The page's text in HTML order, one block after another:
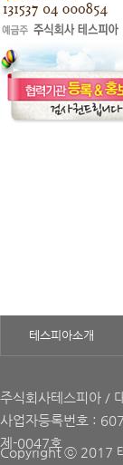
테스피아소개
주식회사테스피아 /
사업자등록번호 :
제-0047호
Copyright ⓒ 2017